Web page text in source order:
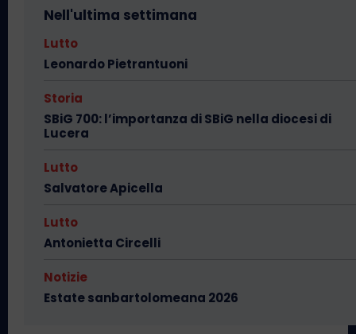
Nell'ultima settimana
Lutto
Leonardo Pietrantuoni
Storia
SBiG 700: l’importanza di SBiG nella diocesi di
Lucera
Lutto
Salvatore Apicella
Lutto
Antonietta Circelli
Notizie
Estate sanbartolomeana 2026